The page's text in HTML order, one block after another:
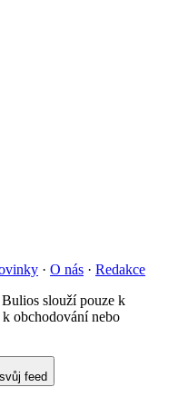
· O nás · Redakce
slouží pouze k
obchodování nebo
feed